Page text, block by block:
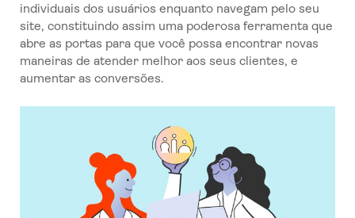
individuais dos usuários enquanto navegam pelo seu
site, constituindo assim uma poderosa ferramenta que
abre as portas para que você possa encontrar novas
maneiras de atender melhor aos seus clientes, e
aumentar as conversões.